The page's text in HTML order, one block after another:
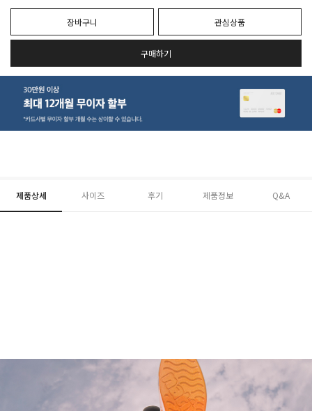
장바구니 관심상품
구매하기
제품상세 사이즈 후기 제품정보 Q&A